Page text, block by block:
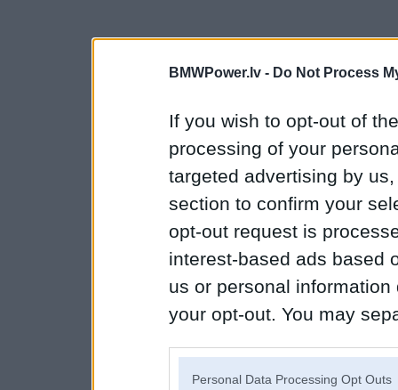
BMWPower.lv - Do Not Process
If you wish to opt-out of
processing of your
targeted advertising by
section to confirm your
opt-out request is
interest-based ads based
us or personal
your opt-out. You may
Personal Data Processing Opt Outs